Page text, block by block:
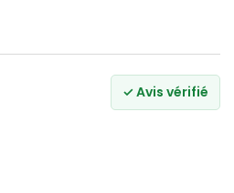
✓ Avis vérifié